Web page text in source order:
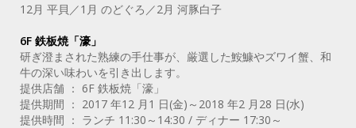
12月 平貝／1月 のどぐろ／2月 河豚白子
6F 鉄板焼「濠」
研ぎ澄まされた熟練の手仕事が、厳選した鮟鱇やズワイ蟹、和
牛の深い味わいを引き出します。
提供店舗 ： 6F 鉄板焼「濠」
提供期間 ： 2017 年12 月1 日(金)～2018 年2 月28 日(水)
提供時間 ： ランチ 11:30～14:30 / ディナー 17:30～